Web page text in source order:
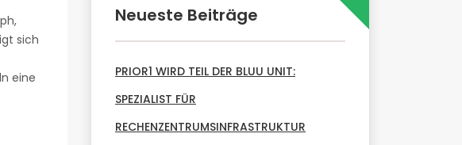
sich
eine
Neueste Beiträge
PRIOR1 WIRD TEIL DER BLUU UNIT:
SPEZIALIST FÜR
RECHENZENTRUMSINFRASTRUKTUR